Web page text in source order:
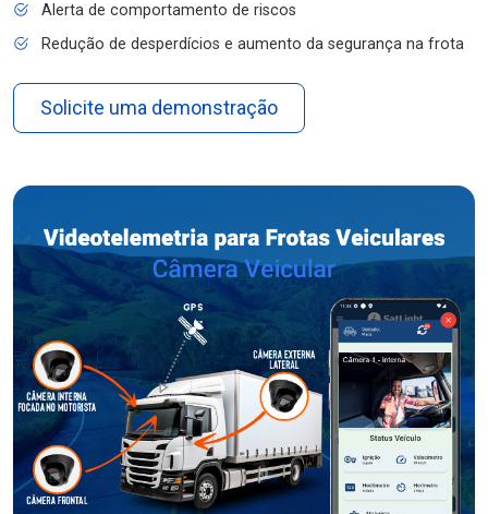
Alerta de comportamento de riscos
Redução de desperdícios e aumento da segurança na frota
Solicite uma demonstração